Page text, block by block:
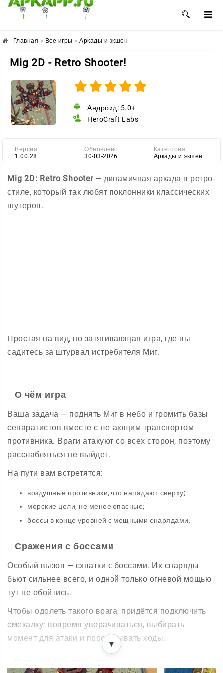
🌸 🌼 🌺
Главная » Все игры » Аркады и экшен
Mig 2D - Retro Shooter!
Андроид: 5.0+
HeroCraft Labs
Версия
1.00.28
Обновлено
30-03-2026
Категория
Аркады и экшен
Mig 2D: Retro Shooter— динамичная аркада в ретро-
стиле, который так любят поклонники классических
шутеров.
Простая на вид, но затягивающая игра, где вы
садитесь за штурвал истребителя Миг.
О чём игра
Ваша задача — поднять Миг в небо и громить базы
сепаратистов вместе с летающим транспортом
противника. Враги атакуют со всех сторон, поэтому
расслабляться не выйдет.
На пути вам встретятся:
воздушные противники, что нападают сверху;
морские цели, не менее опасные;
боссы в конце уровней с мощными снарядами.
Сражения с боссами
Особый вызов — схватки с боссами. Их снаряды
бьют сильнее всего, и одной только огневой мощью
тут не обойтись.
Чтобы одолеть такого врага, придётся подключить
смекалку: вовремя уворачиваться, выбирать
момент для атаки и просчитывать ходы.
▼